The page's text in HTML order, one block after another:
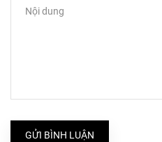
GỬI BÌNH LUẬN